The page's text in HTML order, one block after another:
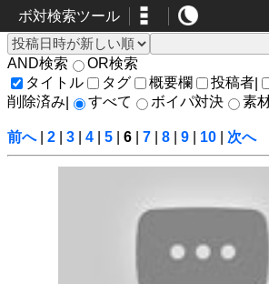
ボ対検索ツール
AND検索
OR検索
タイトル
タグ 概要欄 投稿者
削除済み
すべて ボイパ対決 素
前へ| 2 3 4 5 6 7 8 9 10 次へ